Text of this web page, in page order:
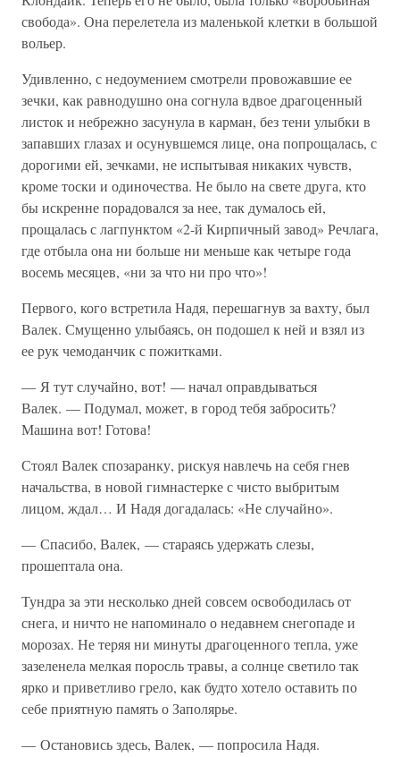
свобода». Она перелетела из маленькой клетки в большой
вольер.
Удивленно, с недоумением смотрели провожавшие ее
зечки, как равнодушно она согнула вдвое драгоценный
листок и небрежно засунула в карман, без тени улыбки в
запавших глазах и осунувшемся лице, она попрощалась, с
дорогими ей, зечками, не испытывая никаких чувств,
кроме тоски и одиночества. Не было на свете друга, кто
бы искренне порадовался за нее, так думалось ей,
прощалась с лагпунктом «2-й Кирпичный завод» Речлага,
где отбыла она ни больше ни меньше как четыре года
восемь месяцев, «ни за что ни про что»!
Первого, кого встретила Надя, перешагнув за вахту, был
Валек. Смущенно улыбаясь, он подошел к ней и взял из
ее рук чемоданчик с пожитками.
— Я тут случайно, вот! — начал оправдываться
Валек. — Подумал, может, в город тебя забросить?
Машина вот! Готова!
Стоял Валек спозаранку, рискуя навлечь на себя гнев
начальства, в новой гимнастерке с чисто выбритым
лицом, ждал… И Надя догадалась: «Не случайно».
— Спасибо, Валек, — стараясь удержать слезы,
прошептала она.
Тундра за эти несколько дней совсем освободилась от
снега, и ничто не напоминало о недавнем снегопаде и
морозах. Не теряя ни минуты драгоценного тепла, уже
зазеленела мелкая поросль травы, а солнце светило так
ярко и приветливо грело, как будто хотело оставить по
себе приятную память о Заполярье.
— Остановись здесь, Валек, — попросила Надя.